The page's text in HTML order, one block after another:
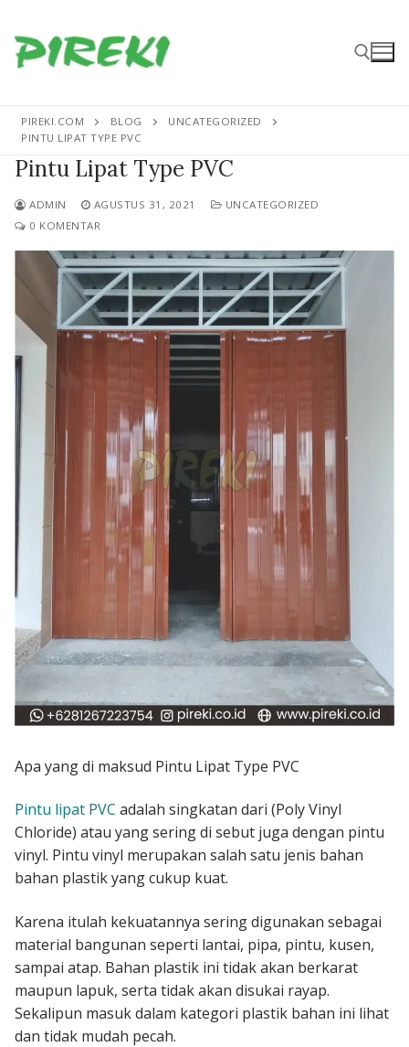
ke
konten
Cari:
PIREKI.COM BLOG
UNCATEGORIZED
PINTU LIPAT TYPE PVC
Pintu Lipat Type PVC
ADMIN AGUSTUS 31, 2021
UNCATEGORIZED
0 KOMENTAR
Apa yang di maksud Pintu Lipat Type PVC
Pintu lipat PVC adalah singkatan dari (Poly Vinyl
Chloride) atau yang sering di sebut juga dengan pintu
vinyl. Pintu vinyl merupakan salah satu jenis bahan
bahan plastik yang cukup kuat.
Karena itulah kekuatannya sering digunakan sebagai
material bangunan seperti lantai, pipa, pintu, kusen,
sampai atap. Bahan plastik ini tidak akan berkarat
maupun lapuk, serta tidak akan disukai rayap.
Sekalipun masuk dalam kategori plastik bahan ini lihat
dan tidak mudah pecah.